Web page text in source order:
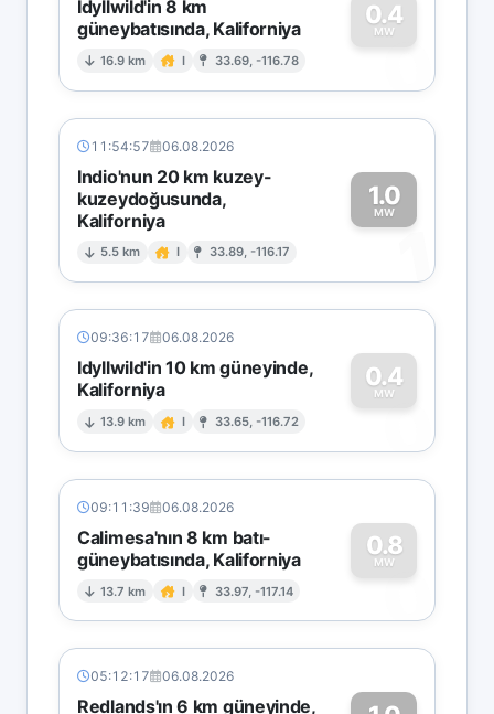
Idyllwild'in 8 km
güneybatısında, Kaliforniya
16.9 km I 33.69, -116.78
0.4
MW
0
11:54:57 06.08.2026
Indio'nun 20 km kuzey-
kuzeydoğusunda,
Kaliforniya
5.5 km I 33.89, -116.17
1.0
MW
1
09:36:17 06.08.2026
Idyllwild'in 10 km güneyinde,
Kaliforniya
13.9 km I 33.65, -116.72
0.4
MW
0
09:11:39 06.08.2026
Calimesa'nın 8 km batı-
güneybatısında, Kaliforniya
13.7 km I 33.97, -117.14
0.8
MW
0
05:12:17 06.08.2026
Redlands'ın 6 km güneyinde,